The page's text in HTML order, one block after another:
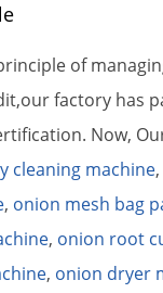
of
factory has
Now,
cleaning machine,
, onion mesh bag
, onion root
, onion dryer